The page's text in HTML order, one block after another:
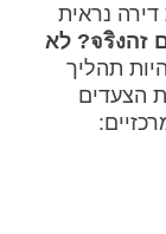
נראית
האם זהจริง? לא
תהליך
הצעדים